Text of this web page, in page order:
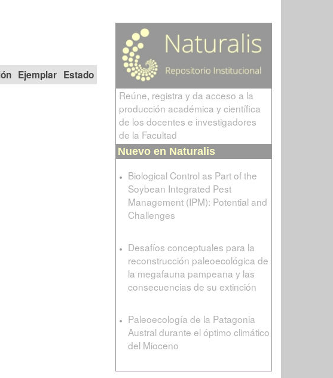
Estado
Reúne, registra y da acceso a la
producción académica y científica
de los docentes e investigadores
de la Facultad
Nuevo en Naturalis
Biological Control as Part of the
Soybean Integrated Pest
Management (IPM): Potential and
Challenges
Desafíos conceptuales para la
reconstrucción paleoecológica de
la megafauna pampeana y las
consecuencias de su extinción
Paleoecología de la Patagonia
Austral durante el óptimo climático
del Mioceno